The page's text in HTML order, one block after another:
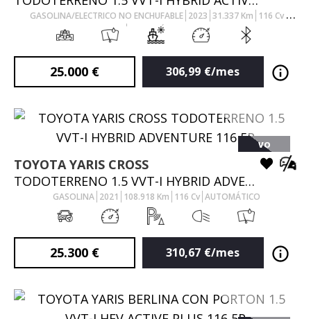
GASOLINA/ELECTRICO NO ENCHUFABLE 2023 31.337Km 116 Cv
AUTOMÁTICO
25.000 € 306,99 €/mes
VO
TOYOTA YARIS CROSS
TODOTERRENO 1.5 VVT-I HYBRID ADVENTURE 116 5P
GASOLINA 2021 108.918 Km 116 Cv AUTOMÁTICO
25.300 € 310,67 €/mes